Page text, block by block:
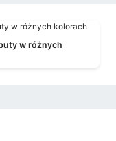
w różnych